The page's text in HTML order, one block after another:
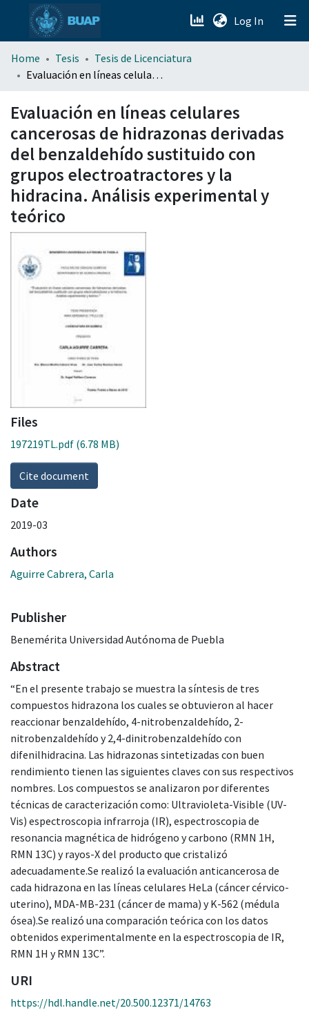
Log In (current)
menu.section.about_menu
Home Tesis
Tesis de Licenciatura
Evaluación en líneas celulares cancerosas de hidrazonas derivadas del benzaldehído sustituido con grupos electroatractores y la hidracina. Análisis experimental y teórico
Evaluación en líneas celulares
cancerosas de hidrazonas derivadas
del benzaldehído sustituido con
grupos electroatractores y la
hidracina. Análisis experimental y
teórico
Files
197219TL.pdf (6.78 MB)
Cite document
Date
2019-03
Authors
Aguirre Cabrera, Carla
Publisher
Benemérita Universidad Autónoma de Puebla
Abstract
“En el presente trabajo se muestra la síntesis de tres
compuestos hidrazona los cuales se obtuvieron al hacer
reaccionar benzaldehído, 4-nitrobenzaldehído, 2-
nitrobenzaldehído y 2,4-dinitrobenzaldehído con
difenilhidracina. Las hidrazonas sintetizadas con buen
rendimiento tienen las siguientes claves con sus respectivos
nombres. Los compuestos se analizaron por diferentes
técnicas de caracterización como: Ultravioleta-Visible (UV-
Vis) espectroscopia infrarroja (IR), espectroscopia de
resonancia magnética de hidrógeno y carbono (RMN 1H,
RMN 13C) y rayos-X del producto que cristalizó
adecuadamente.Se realizó la evaluación anticancerosa de
cada hidrazona en las líneas celulares HeLa (cáncer cérvico-
uterino), MDA-MB-231 (cáncer de mama) y K-562 (médula
ósea).Se realizó una comparación teórica con los datos
obtenidos experimentalmente en la espectroscopia de IR,
RMN 1H y RMN 13C”.
URI
https://hdl.handle.net/20.500.12371/14763